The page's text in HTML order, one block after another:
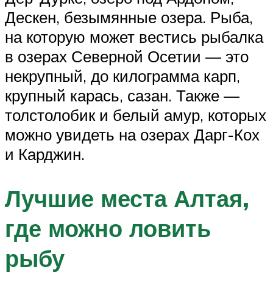
Дескен, безымянные озера. Рыба,
на которую может вестись рыбалка
в озерах Северной Осетии — это
некрупный, до килограмма карп,
крупный карась, сазан. Также —
толстолобик и белый амур, которых
можно увидеть на озерах Дарг-Кох
и Карджин.
Лучшие места Алтая,
где можно ловить
рыбу